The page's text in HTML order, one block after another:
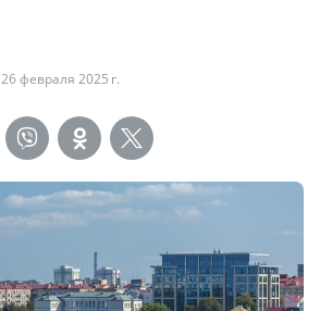
26 февраля 2025 г.